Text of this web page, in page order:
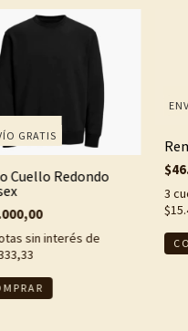
GRATIS
Cuello Redondo
sin interés de
3